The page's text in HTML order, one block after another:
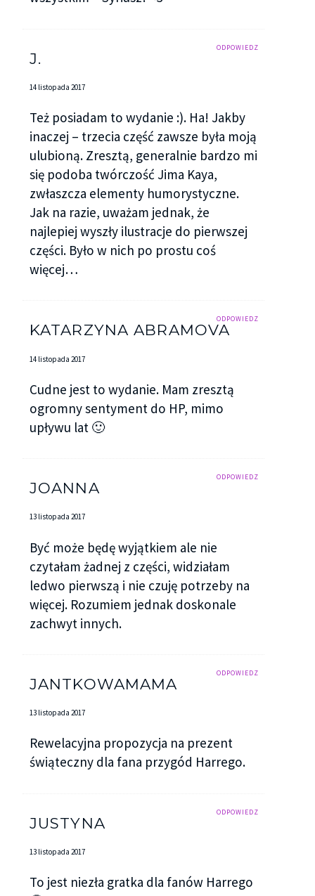
ODPOWIEDZ
J.
14 listopada 2017
Też posiadam to wydanie :). Ha! Jakby
inaczej – trzecia część zawsze była moją
ulubioną. Zresztą, generalnie bardzo mi
się podoba twórczość Jima Kaya,
zwłaszcza elementy humorystyczne.
Jak na razie, uważam jednak, że
najlepiej wyszły ilustracje do pierwszej
części. Było w nich po prostu coś
więcej…
ODPOWIEDZ
KATARZYNA ABRAMOVA
14 listopada 2017
Cudne jest to wydanie. Mam zresztą
ogromny sentyment do HP, mimo
upływu lat 🙂
ODPOWIEDZ
JOANNA
13 listopada 2017
Być może będę wyjątkiem ale nie
czytałam żadnej z części, widziałam
ledwo pierwszą i nie czuję potrzeby na
więcej. Rozumiem jednak doskonale
zachwyt innych.
ODPOWIEDZ
JANTKOWAMAMA
13 listopada 2017
Rewelacyjna propozycja na prezent
świąteczny dla fana przygód Harrego.
ODPOWIEDZ
JUSTYNA
13 listopada 2017
To jest niezła gratka dla fanów Harrego